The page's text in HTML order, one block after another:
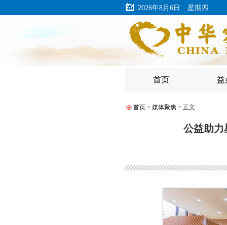
2026年8月6日 星期四
首页 益
首页> 媒体聚焦> 正文
公益助力